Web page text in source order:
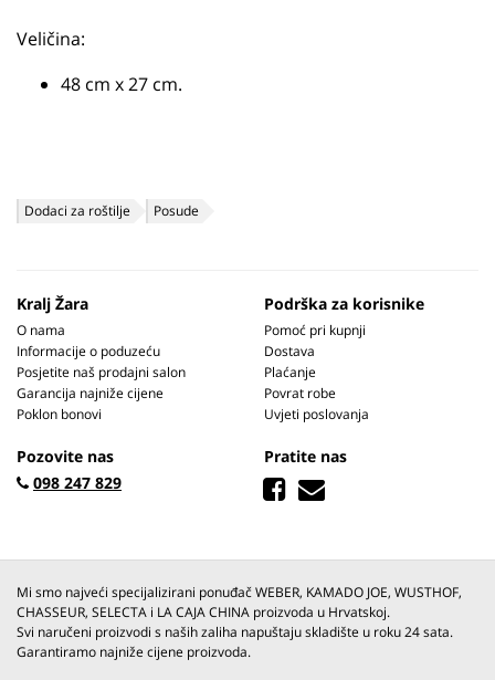
Veličina:
48 cm x 27 cm.
Dodaci za roštilje Posude
Kralj Žara
O nama
Informacije o poduzeću
Posjetite naš prodajni salon
Garancija najniže cijene
Poklon bonovi
Podrška za korisnike
Pomoć pri kupnji
Dostava
Plaćanje
Povrat robe
Uvjeti poslovanja
Pozovite nas
098 247 829
Pratite nas
Mi smo najveći specijalizirani ponuđač WEBER, KAMADO JOE, WUSTHOF,
CHASSEUR, SELECTA i LA CAJA CHINA proizvoda u Hrvatskoj.
Svi naručeni proizvodi s naših zaliha napuštaju skladište u roku 24 sata.
Garantiramo najniže cijene proizvoda.